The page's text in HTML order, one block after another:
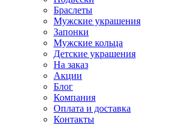
Браслеты
Мужские украшения
Запонки
Мужские кольца
Детские украшения
На заказ
Акции
Блог
Компания
Оплата и доставка
Контакты